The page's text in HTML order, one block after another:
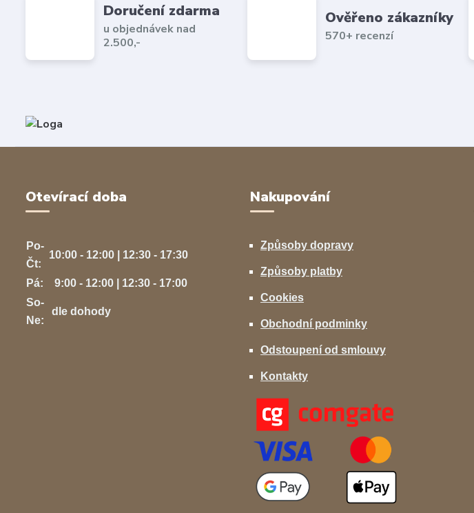
Doručení zdarma
u objednávek nad
2.500,-
Ověřeno zákazníky
570+ recenzí
Otevírací doba
Po-
Čt:
10:00 - 12:00 | 12:30 - 17:30
Pá:
9:00 - 12:00 | 12:30 - 17:00
So-
Ne:
dle dohody
Nakupování
Způsoby dopravy
Způsoby platby
Cookies
Obchodní podminky
Odstoupení od smlouvy
Kontakty